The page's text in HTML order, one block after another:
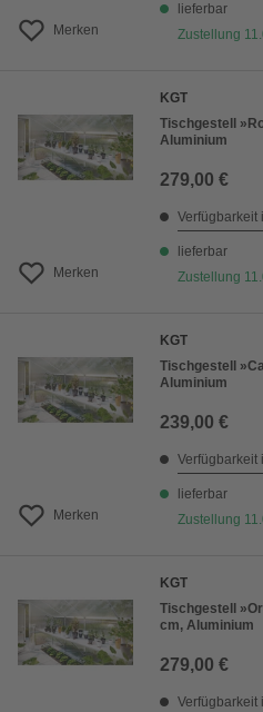
Merken
lieferbar
Zustellung
Merken
KGT
Tischgestell
Aluminium
279,00 €
Verfügbarkeit
lieferbar
Zustellung
Merken
KGT
Tischgestell
Aluminium
239,00 €
Verfügbarkeit
lieferbar
Zustellung
KGT
Tischgestell
cm, Aluminium
279,00 €
Verfügbarkeit